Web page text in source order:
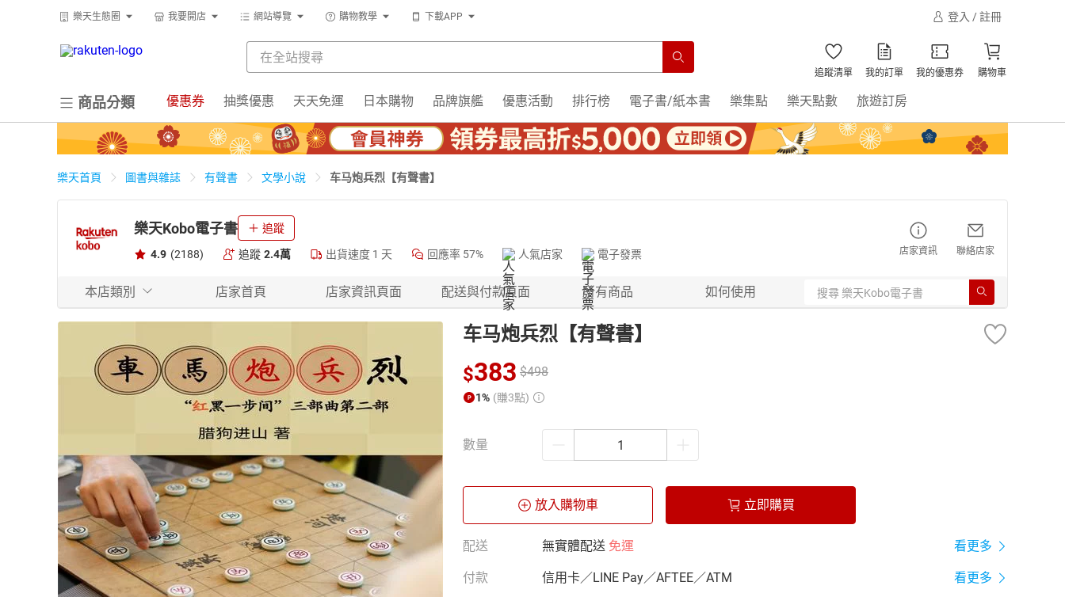
樂天生態圈 我要開店 網站導覽 購物教學 下載APP 登入 / 註冊
追蹤清單 我的訂單 我的優惠券 購物車
商品分類 優惠券 抽獎優惠 天天免運 日本購物 品牌旗艦 優惠活動 排行榜 電子書/紙本書 樂集點 樂天點數 旅遊訂房
樂天首頁 圖書與雜誌 有聲書 文學小說 车马炮兵烈【有聲書】
樂天Kobo電子書 追蹤
4.9 (2188) 追蹤 2.4萬 出貨速度 1 天 回應率 57% 人氣店家 電子發票 店家資訊 聯絡店家
本店類別 店家首頁 店家資訊頁面 配送與付款頁面 所有商品 如何使用
车马炮兵烈【有聲書】
$383 $498
1% (賺3點)
數量
放入購物車 立即購買
配送 無實體配送 免運 看更多
付款 信用卡／LINE Pay／AFTEE／ATM 看更多